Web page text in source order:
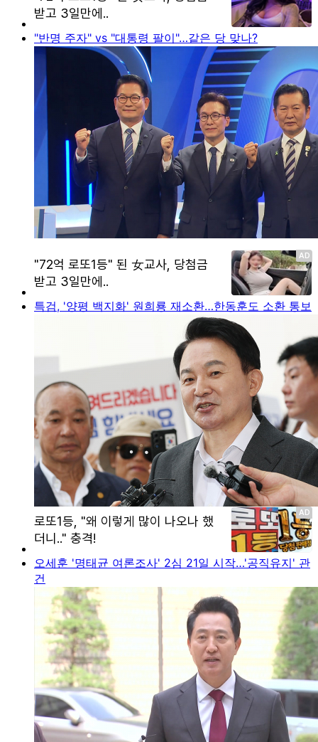
"반명 주자" vs "대통령 팔이"…같은 당 맞나?
특검, '양평 백지화' 원희룡 재소환…한동훈도 소환 통보
오세훈 '명태균 여론조사' 2심 21일 시작…'공직유지' 관
건